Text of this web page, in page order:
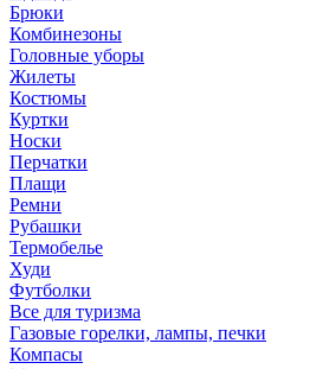
Брюки
Комбинезоны
Головные уборы
Жилеты
Костюмы
Куртки
Носки
Перчатки
Плащи
Ремни
Рубашки
Термобелье
Худи
Футболки
Все для туризма
Газовые горелки, лампы, печки
Компасы